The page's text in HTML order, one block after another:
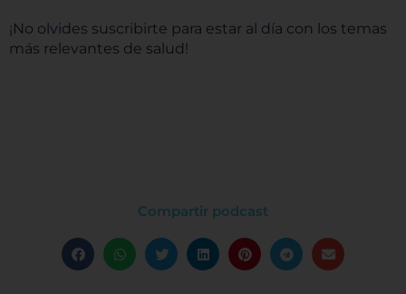
¡No olvides suscribirte para estar al día con los temas
más relevantes de salud!
Compartir podcast